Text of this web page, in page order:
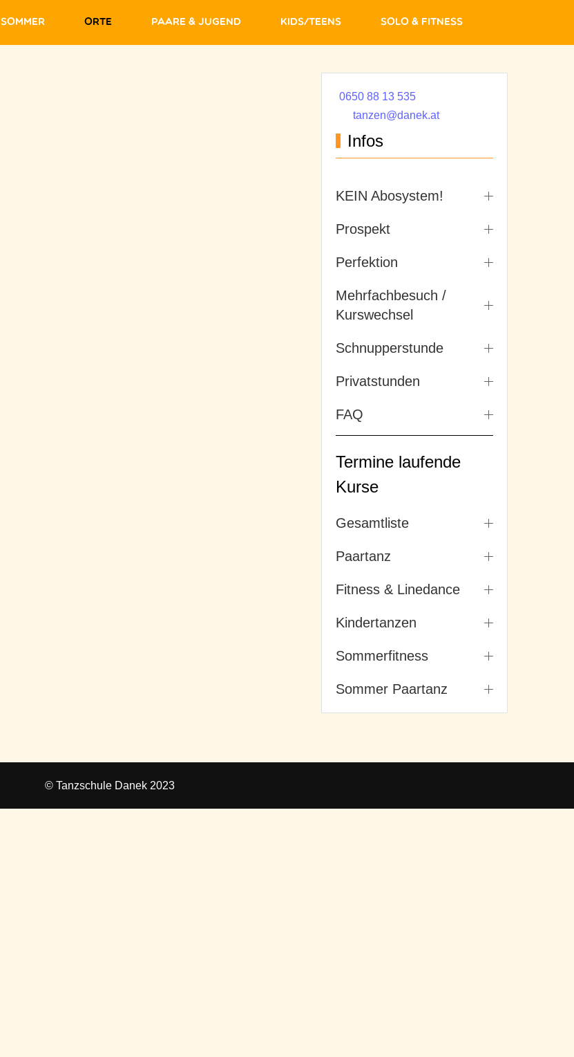
Sommer Orte Paare & Jugend Kids/Teens Solo & Fitness
0650 88 13 535
tanzen@danek.at
Infos
KEIN Abosystem!
Prospekt
Perfektion
Mehrfachbesuch /
Kurswechsel
Schnupperstunde
Privatstunden
FAQ
Termine laufende
Kurse
Gesamtliste
Paartanz
Fitness & Linedance
Kindertanzen
Sommerfitness
Sommer Paartanz
© Tanzschule Danek 2023